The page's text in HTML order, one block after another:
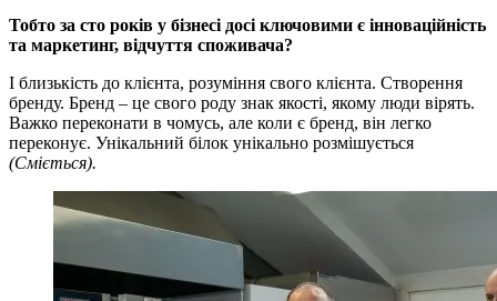
Тобто за сто років у бізнесі досі ключовими є інноваційність
та маркетинг, відчуття споживача?
І близькість до клієнта, розуміння свого клієнта. Створення
бренду. Бренд – це свого роду знак якості, якому люди вірять.
Важко переконати в чомусь, але коли є бренд, він легко
переконує. Унікальний білок унікально розмішується
(Сміється).